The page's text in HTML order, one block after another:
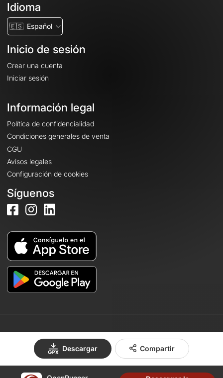
Descargar Compartir
Idioma
🇪🇸 Español
Inicio de sesión
Crear una cuenta
Iniciar sesión
Información legal
Política de confidencialidad
Condiciones generales de venta
CGU
Avisos legales
Configuración de cookies
Síguenos